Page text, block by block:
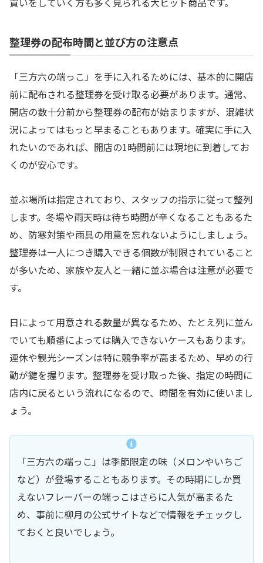
整理券の配布時間と並び方の注意点
「三方六の端っこ」を手に入れるためには、基本的に開店
前に配布される整理券を受け取る必要があります。通常、
開店の数十分前から整理券の配布が始まりますが、混雑状
況によってはもっと早まることもあります。確実に手に入
れたいのであれば、開店の1時間前には現地に到着してお
くのが安心です。
並ぶ場所は指定されており、スタッフの指示に従って整列
します。冬場や雨天時は待ち時間が辛くなることもあるた
め、防寒対策や雨具の用意を忘れないようにしましょう。
整理券は一人につき購入できる個数が制限されていること
が多いため、家族や友人と一緒に並ぶ場合は注意が必要で
す。
日によって用意される数量が異なるため、たとえ列に並ん
でいても順番によっては購入できないケースもあります。
連休や観光シーズンは特に競争率が高まるため、早めの行
動が鍵を握ります。整理券を受け取った後、指定の時間に
店内に戻るという流れになるので、時間を有効に使いまし
ょう。
「三方六の端っこ」は季節限定の味（メロンやいちご
など）が登場することもあります。その時期にしか買
えないフレーバーの端っこはさらに人気が高まるた
め、事前に柳月の公式サイトなどで情報をチェックし
ておくと良いでしょう。